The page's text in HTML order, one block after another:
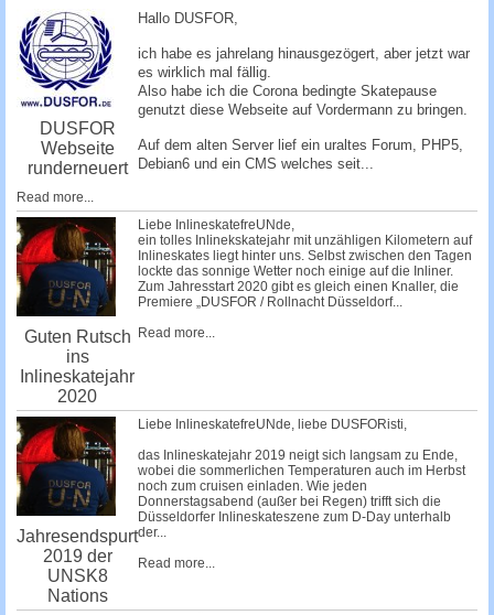
DUSFOR
Webseite
runderneuert
Hallo DUSFOR,
ich habe es jahrelang hinausgezögert, aber jetzt war
es wirklich mal fällig.
Also habe ich die Corona bedingte Skatepause
genutzt diese Webseite auf Vordermann zu bringen.
Auf dem alten Server lief ein uraltes Forum, PHP5,
Debian6 und ein CMS welches seit...
Read more...
Guten Rutsch
ins
Inlineskatejahr
2020
Liebe InlineskatefreUNde,
ein tolles Inlinekskatejahr mit unzähligen Kilometern auf
Inlineskates liegt hinter uns. Selbst zwischen den Tagen
lockte das sonnige Wetter noch einige auf die Inliner.
Zum Jahresstart 2020 gibt es gleich einen Knaller, die
Premiere „DUSFOR / Rollnacht Düsseldorf...
Read more...
Jahresendspurt
2019 der
UNSK8
Nations
Liebe InlineskatefreUNde, liebe DUSFORisti,
das Inlineskatejahr 2019 neigt sich langsam zu Ende,
wobei die sommerlichen Temperaturen auch im Herbst
noch zum cruisen einladen. Wie jeden
Donnerstagsabend (außer bei Regen) trifft sich die
Düsseldorfer Inlineskateszene zum D-Day unterhalb
der...
Read more...